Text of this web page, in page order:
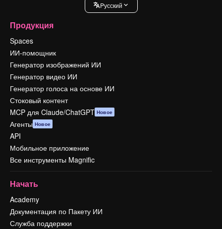
Pусский
Продукция
Spaces
ИИ-помощник
Генератор изображений ИИ
Генератор видео ИИ
Генератор голоса на основе ИИ
Стоковый контент
MCP для Claude/ChatGPT Новое
Агенты Новое
API
Мобильное приложение
Все инструменты Magnific
Начать
Academy
Документация по Пакету ИИ
Служба поддержки